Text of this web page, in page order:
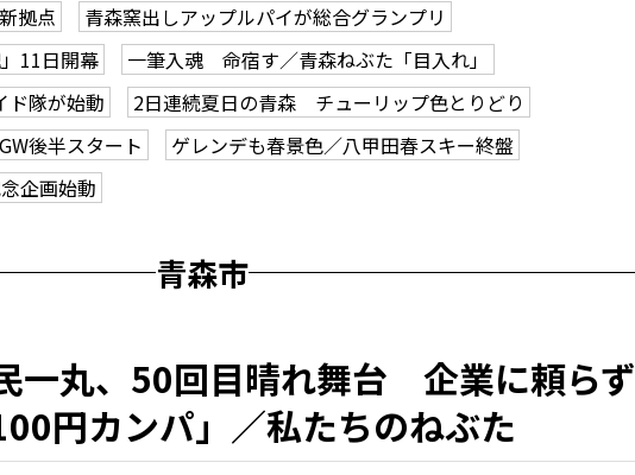
拠点
青森窯出しアップルパイが総合グランプリ
11日開幕
一筆入魂 命宿す／青森ねぶた「目入れ」
ド隊が始動
2日連続夏日の青森 チューリップ色とりどり
後半スタート
ゲレンデも春景色／八甲田春スキー終盤
企画始動
青森市
一丸、50回目晴れ舞台 企業に頼らず
円カンパ」／私たちのねぶた